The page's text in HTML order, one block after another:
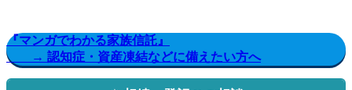
『マンガでわかる家族信託』
→ 認知症・資産凍結などに備えたい方へ